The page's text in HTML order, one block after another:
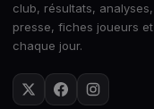
club, résultats,
presse, fiches joueurs
chaque jour.